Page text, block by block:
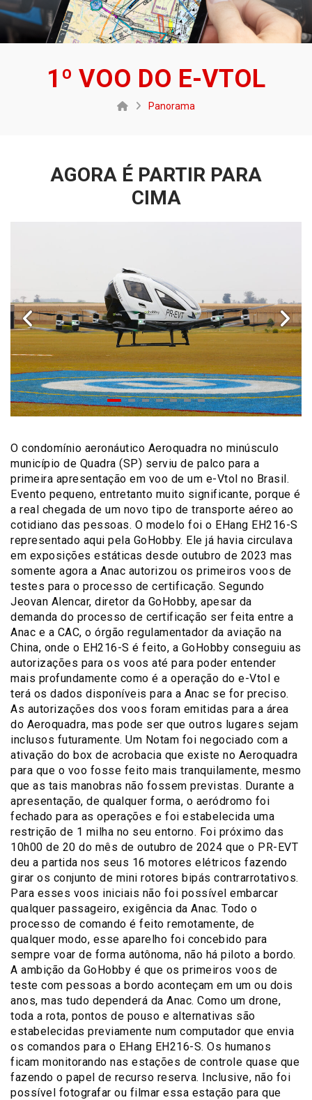
1º VOO DO E-VTOL
Panorama
AGORA É PARTIR PARA
CIMA
O condomínio aeronáutico Aeroquadra no minúsculo
município de Quadra (SP) serviu de palco para a
primeira apresentação em voo de um e-Vtol no Brasil.
Evento pequeno, entretanto muito significante, porque é
a real chegada de um novo tipo de transporte aéreo ao
cotidiano das pessoas. O modelo foi o EHang EH216-S
representado aqui pela GoHobby. Ele já havia circulava
em exposições estáticas desde outubro de 2023 mas
somente agora a Anac autorizou os primeiros voos de
testes para o processo de certificação. Segundo
Jeovan Alencar, diretor da GoHobby, apesar da
demanda do processo de certificação ser feita entre a
Anac e a CAC, o órgão regulamentador da aviação na
China, onde o EH216-S é feito, a GoHobby conseguiu as
autorizações para os voos até para poder entender
mais profundamente como é a operação do e-Vtol e
terá os dados disponíveis para a Anac se for preciso.
As autorizações dos voos foram emitidas para a área
do Aeroquadra, mas pode ser que outros lugares sejam
inclusos futuramente. Um Notam foi negociado com a
ativação do box de acrobacia que existe no Aeroquadra
para que o voo fosse feito mais tranquilamente, mesmo
que as tais manobras não fossem previstas. Durante a
apresentação, de qualquer forma, o aeródromo foi
fechado para as operações e foi estabelecida uma
restrição de 1 milha no seu entorno. Foi próximo das
10h00 de 20 do mês de outubro de 2024 que o PR-EVT
deu a partida nos seus 16 motores elétricos fazendo
girar os conjunto de mini rotores bipás contrarrotativos.
Para esses voos iniciais não foi possível embarcar
qualquer passageiro, exigência da Anac. Todo o
processo de comando é feito remotamente, de
qualquer modo, esse aparelho foi concebido para
sempre voar de forma autônoma, não há piloto a bordo.
A ambição da GoHobby é que os primeiros voos de
teste com pessoas a bordo aconteçam em um ou dois
anos, mas tudo dependerá da Anac. Como um drone,
toda a rota, pontos de pouso e alternativas são
estabelecidas previamente num computador que envia
os comandos para o EHang EH216-S. Os humanos
ficam monitorando nas estações de controle quase que
fazendo o papel de recurso reserva. Inclusive, não foi
possível fotografar ou filmar essa estação para que